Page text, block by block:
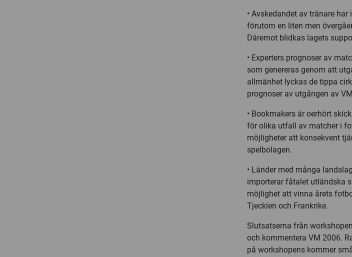
• Avskedandet av tränare
förutom en liten men
Däremot blidkas lagets
• Experters prognoser av
som genereras genom att
allmänhet lyckas de tippa
prognoser av utgången av
• Bookmakers är oerhört
för olika utfall av matcher i
möjligheter att konsekvent
spelbolagen.
• Länder med många
importerar fåtalet utländska
möjlighet att vinna årets
Tjeckien och Frankrike.
Slutsatserna från
och kommentera VM 2006.
på workshopens kommer